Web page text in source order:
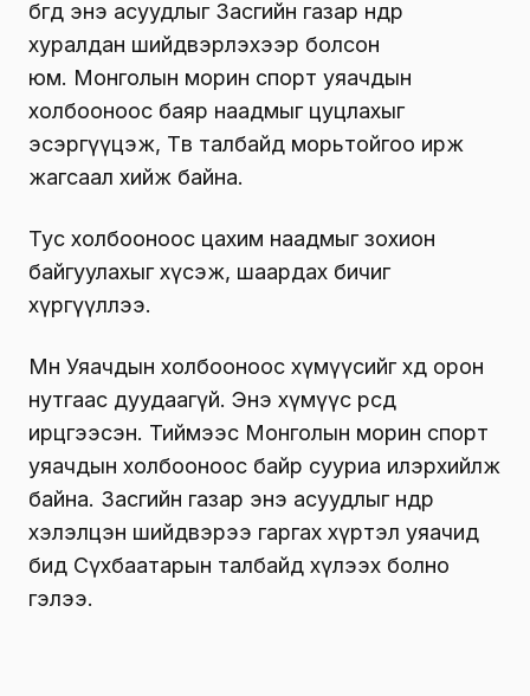
бөгөөд энэ асуудлыг Засгийн газар өнөөдөр
хуралдан шийдвэрлэхээр болсон
юм. Монголын морин спорт уяачдын
холбооноос баяр наадмыг цуцлахыг
эсэргүүцэж, Төв талбайд морьтойгоо ирж
жагсаал хийж байна.
Тус холбооноос цахим наадмыг зохион
байгуулахыг хүсэж, шаардах бичиг
хүргүүллээ.
Мөн Уяачдын холбооноос хүмүүсийг хөдөө орон
нутгаас дуудаагүй. Энэ хүмүүс өөрсдөө
ирцгээсэн. Тиймээс Монголын морин спорт
уяачдын холбооноос байр сууриа илэрхийлж
байна. Засгийн газар энэ асуудлыг өнөөдөр
хэлэлцэн шийдвэрээ гаргах хүртэл уяачид
бид Сүхбаатарын талбайд хүлээх болно
гэлээ.